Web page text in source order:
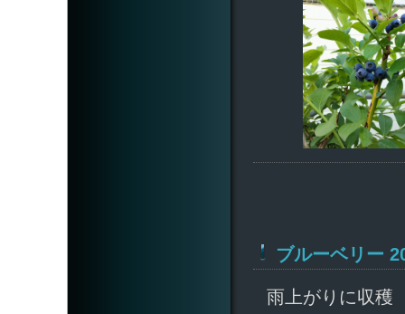
ブルーベリー
雨上がりに収